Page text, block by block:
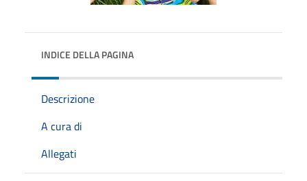
INDICE DELLA PAGINA
Descrizione
A cura di
Allegati